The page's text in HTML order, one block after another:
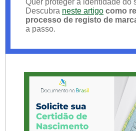
Quer proteger a identidade do
Descubra neste artigo como
processo de registo de
a passo.